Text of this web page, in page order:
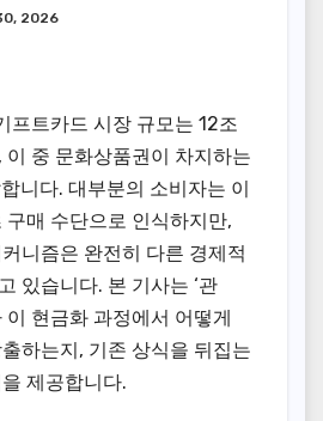
2026
프트카드 시장 규모는 12조
이 중 문화상품권이 차지하는
니다. 대부분의 소비자는 이
구매 수단으로 인식하지만,
니즘은 완전히 다른 경제적
있습니다. 본 기사는 ‘관
이 현금화 과정에서 어떻게
하는지, 기존 상식을 뒤집는
제공합니다.